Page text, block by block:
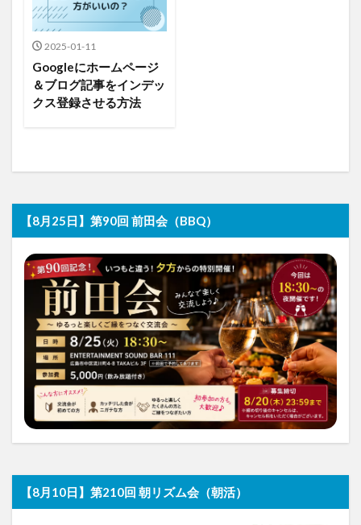
2025-01-11
Googleにホームページ
＆ブログ記事をインデッ
クス登録させる方法
【8月25日】第90回 前田会（BBQ）
【8月10日】第210回 朝リズム会（朝活）